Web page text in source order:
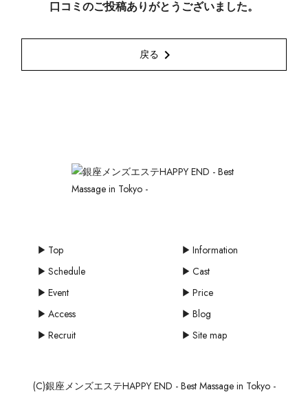
口コミのご投稿ありがとうございました。
戻る chevron_right
Top
Information
Schedule
Cast
Event
Price
Access
Blog
Recruit
Site map
(C)銀座メンズエステHAPPY END - Best Massage in Tokyo -